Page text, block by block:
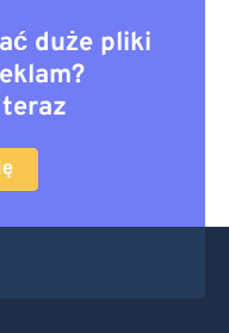
duże pliki